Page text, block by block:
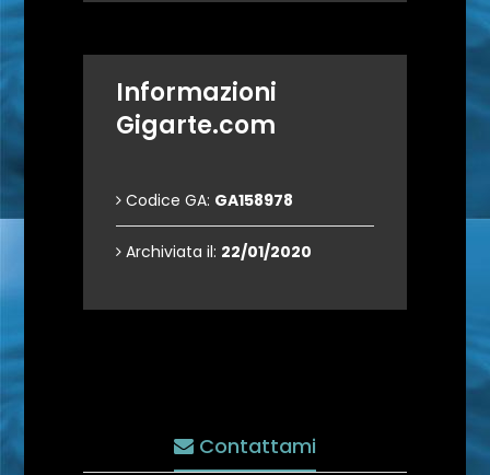
Informazioni
Gigarte.com
Codice GA: GA158978
Archiviata il: 22/01/2020
Contattami